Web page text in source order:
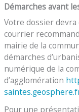
Démarches avant
Votre dossier
courrier
mairie de la
démarches
numérique de la
d’agglomération
Pour une